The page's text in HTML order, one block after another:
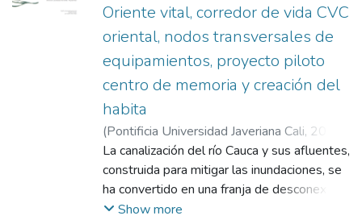
Oriente vital, corredor de vida CVC
oriental, nodos transversales de
equipamientos, proyecto piloto
centro de memoria y creación del
habita
(Pontificia Universidad Javeriana Cali, 2024
Osorio Olaya, Laura Catalina ;Aponte
Morales, Luisa Fernanda
La canalización del río Cauca y sus afluentes,
construida para mitigar las inundaciones, se
ha convertido en una franja de desconexión
en la ciudad de Cali, creando problemas
Show more